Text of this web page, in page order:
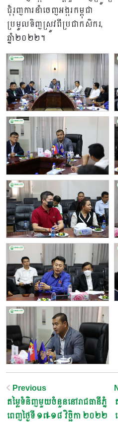
ជុំរុញការនាំចេញអង្ករកម្ពុជា
ប្រមូលទិញស្រូវពីប្រជាកសិករ,
ឆ្នាំ២០២២។
Post
Navigation
Previous
តម្លៃទំនិញមួយចំនួននៅរាជធានីភ្នំ
ពេញថ្ងៃទី ១៧-១៨ វិច្ឆិកា ២០២២